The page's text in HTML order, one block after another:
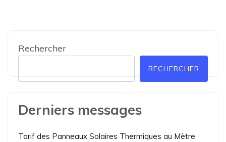
Rechercher
RECHERCHER
Derniers messages
Tarif des Panneaux Solaires Thermiques au Mètre